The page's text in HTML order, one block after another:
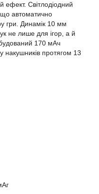
ефект. Світлодіодний
автоматично
гри. Динамік 10 мм
не лише для ігор, а й
170 мАч
накушників протягом 13